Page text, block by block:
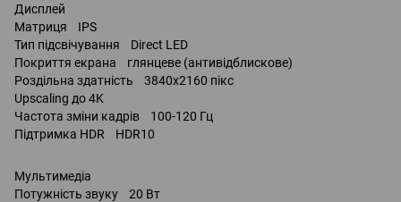
Дисплей
Матриця IPS
Тип підсвічування Direct LED
Покриття екрана глянцеве (антивідблискове)
Роздільна здатність 3840x2160 пікс
Upscaling до 4K
Частота зміни кадрів 100-120 Гц
Підтримка HDR HDR10
Мультимедіа
Потужність звуку 20 Вт